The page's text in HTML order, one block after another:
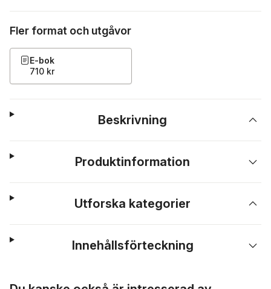
Fler format och utgåvor
E-bok
710 kr
Beskrivning
Produktinformation
Utforska kategorier
Innehållsförteckning